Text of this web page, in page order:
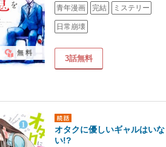
青年漫画 完結 ミステリー
日常崩壊
3話無料
無料
オタクに優しいギャルはいな
い!?